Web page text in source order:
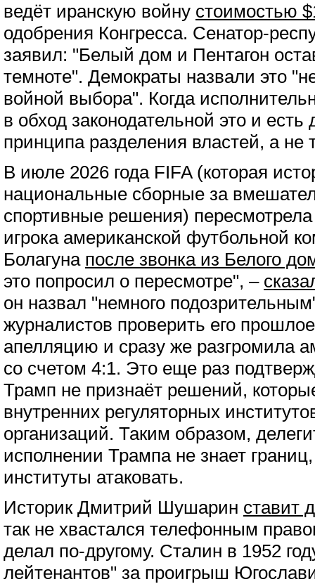
ведёт иранскую войну стоимостью
одобрения Конгресса. Сенатор-
заявил: "Белый дом и Пентагон
темноте". Демократы назвали это
войной выбора". Когда
в обход законодательной это и
принципа разделения властей, а не
В июле 2026 года FIFA (которая
национальные сборные за
спортивные решения)
игрока американской футбольной
Болагуна после звонка из Белого
это попросил о пересмотре", –
он назвал "немного
журналистов проверить его
апелляцию и сразу же разгромила
со счетом 4:1. Это еще раз
Трамп не признаёт решений,
внутренних регуляторных
организаций. Таким образом,
исполнении Трампа не знает
институты атаковать.
Историк Дмитрий Шушарин ставит
так не хвастался телефонным
делал по-другому. Сталин в 1952
лейтенантов" за проигрыш